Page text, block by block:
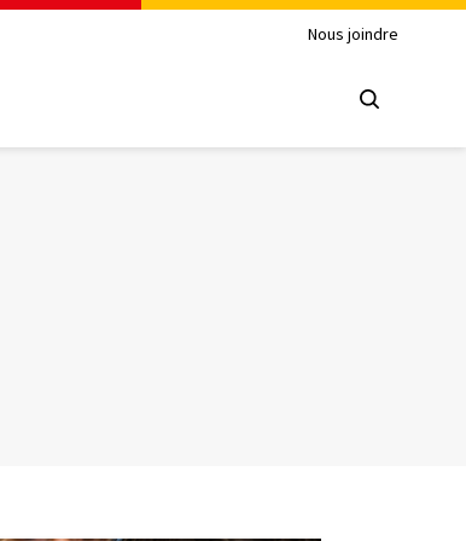
Nous joindre